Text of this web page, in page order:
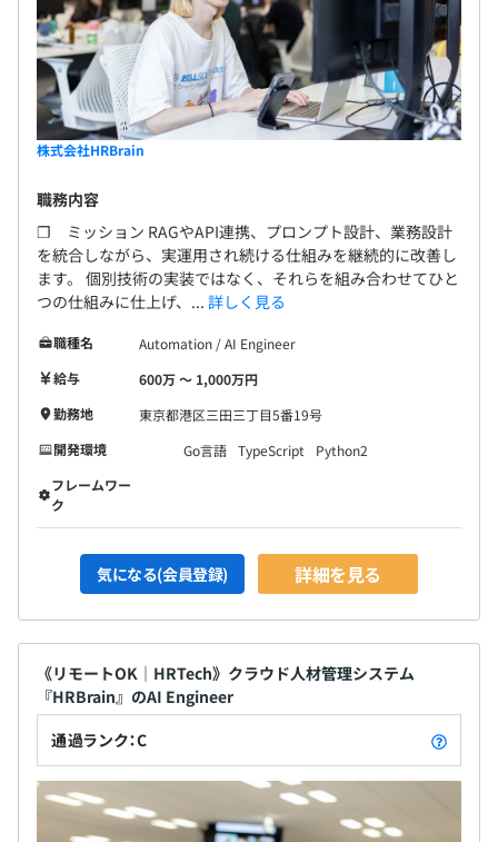
株式会社HRBrain
職務内容
❐ ミッション RAGやAPI連携、プロンプト設計、業務設計
を統合しながら、実運用され続ける仕組みを継続的に改善し
ます。 個別技術の実装ではなく、それらを組み合わせてひと
つの仕組みに仕上げ、... 詳しく見る
職種名
Automation / AI Engineer
給与
600万 〜 1,000万円
勤務地
東京都港区三田三丁目5番19号
開発環境
Go言語 TypeScript
Python2
フレームワー
ク
気になる(会員登録) 詳細を見る
《リモートOK｜HRTech》クラウド人材管理システム
『HRBrain』のAI Engineer
通過ランク：C